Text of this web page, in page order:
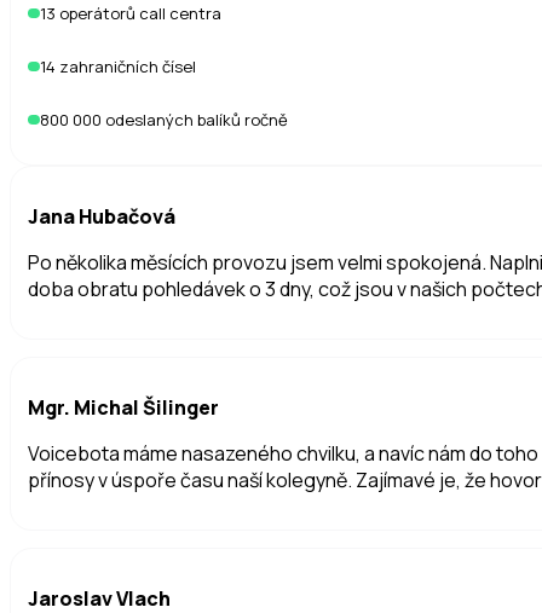
13 operátorů call centra
14 zahraničních čísel
800 000 odeslaných balíků ročně
Jana Hubačová
Po několika měsících provozu jsem velmi spokojená.
doba obratu pohledávek o 3 dny, což jsou v našich
Mgr. Michal Šilinger
Voicebota máme nasazeného chvilku, a navíc nám do
přínosy v úspoře času naší kolegyně. Zajímavé je, že
Jaroslav Vlach